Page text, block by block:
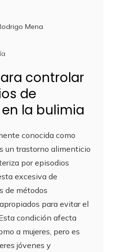
Mena
controlar
de
la bulimia
conocida como
un trastorno alimenticio
por episodios
excesiva de
de métodos
para evitar el
condición afecta
a mujeres, pero es
jóvenes y